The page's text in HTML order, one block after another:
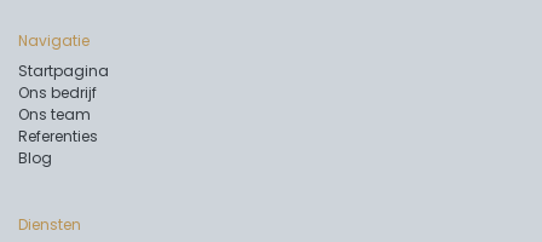
Navigatie
Startpagina
Ons bedrijf
Ons team
Referenties
Blog
Diensten